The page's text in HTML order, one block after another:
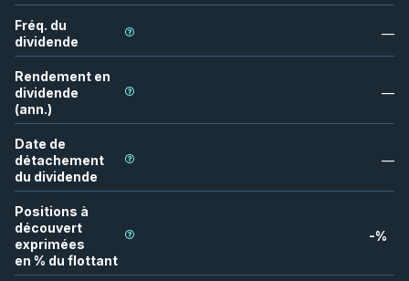
Fréq. du
dividende
—
Rendement en
dividende
(ann.)
—
Date de
détachement
du dividende
—
Positions à
découvert
exprimées
en % du flottant
-%